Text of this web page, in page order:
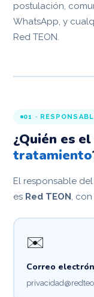
postulación,
WhatsApp, y
Red TEON.
01 ·
¿Quién es
tratamiento
El responsable
es Red TEON ,
✉️
Correo